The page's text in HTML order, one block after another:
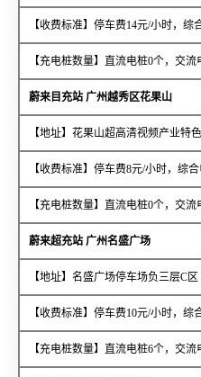
【收费标准】停车费14元/小时，综
【充电桩数量】直流电桩0个，交流
蔚来目充站 广州越秀区花果山
【地址】花果山超高清视频产业特
【收费标准】停车费8元/小时，综合
【充电桩数量】直流电桩0个，交流
蔚来超充站 广州名盛广场
【地址】名盛广场停车场负三层C区
【收费标准】停车费10元/小时，综
【充电桩数量】直流电桩6个，交流